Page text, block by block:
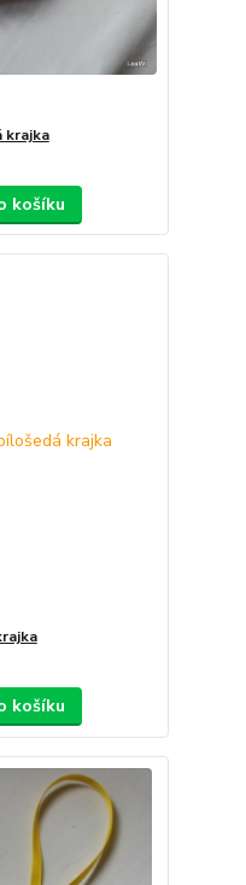
krajka
košíku
košíku